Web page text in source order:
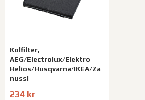
Kolfilter,
AEG/Electrolux/Elektro
Helios/Husqvarna/IKEA/Za
nussi
234 kr